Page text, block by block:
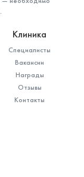
Клиника
Специалисты
Вакансии
Награды
Отзывы
Контакты